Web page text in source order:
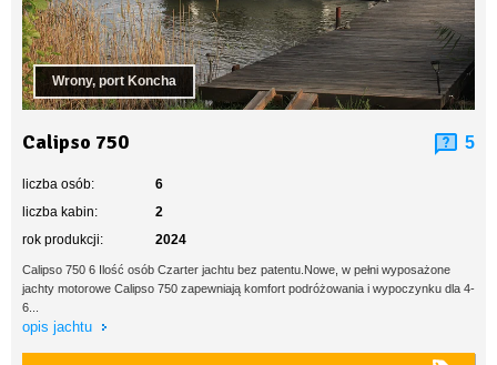
Wrony, port Koncha
Calipso 750 5
liczba osób:
6
liczba kabin:
2
rok produkcji:
2024
Calipso 750 6 Ilość osób Czarter jachtu bez patentu.Nowe, w pełni wyposażone
jachty motorowe Calipso 750 zapewniają komfort podróżowania i wypoczynku dla 4-
6...
opis jachtu